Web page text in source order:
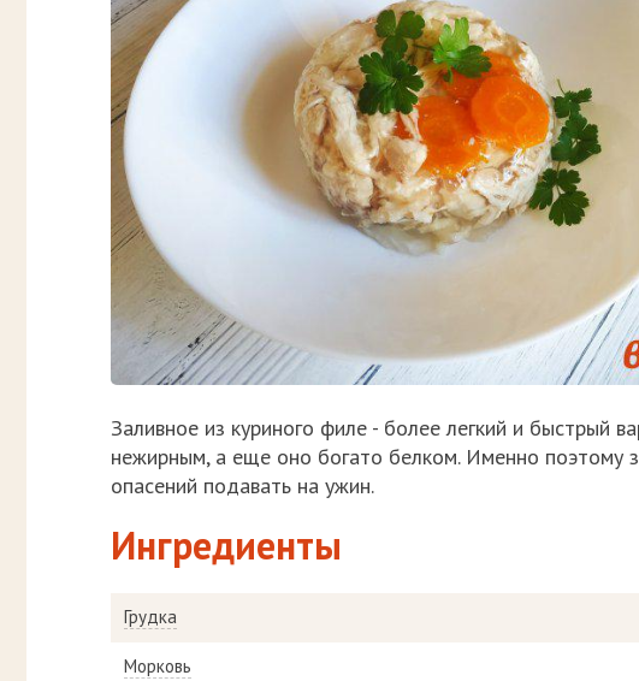
Заливное из куриного филе - более легкий и быстрый
нежирным, а еще оно богато белком. Именно поэтому
опасений подавать на ужин.
Ингредиенты
Грудка
Морковь